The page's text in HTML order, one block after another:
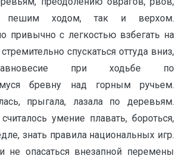
пешим ходом, так и верхом.
привычно с легкостью взбегать на
спускаться оттуда вниз,
при ходьбе по
бревну над горным ручьем.
прыгала, лазала по деревьям.
умение плавать, бороться,
знать правила национальных игр.
не опасаться внезапной перемены